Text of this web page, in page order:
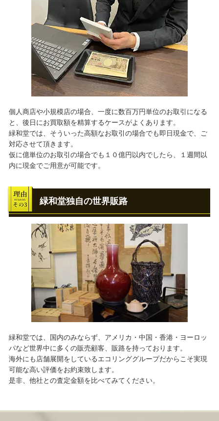
個人商店や小規模店の場合、一度に数百万円単位のお取引になる
と、後日にお買取額を精算するケースがよくあります。
緑和堂では、そういった高額なお取引の場合でも即日現金で、ご
対応させて頂きます。
仮に億単位のお取引の場合でも１０億円以内でしたら、１週間以
内に現金でご用意が可能です。
緑和堂独自の世界販路
緑和堂では、国内のみならず、アメリカ・中国・香港・ヨーロッ
パなど世界中に多くの販売顧客、販路を持っております。
海外にも店舗展開をしているエコリンググループだからこそ実現
可能な高い評価をお約束致します。
是非、他社との査定金額を比べてみてください。